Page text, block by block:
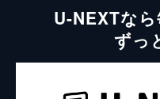
U-NEXTな
ずっ